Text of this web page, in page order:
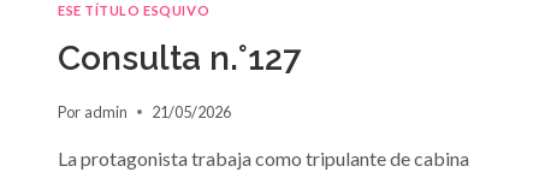
JANET
DAILEY
ESE TÍTULO ESQUIVO
Consulta n.°127
Por admin 21/05/2026
La protagonista trabaja como tripulante de cabina